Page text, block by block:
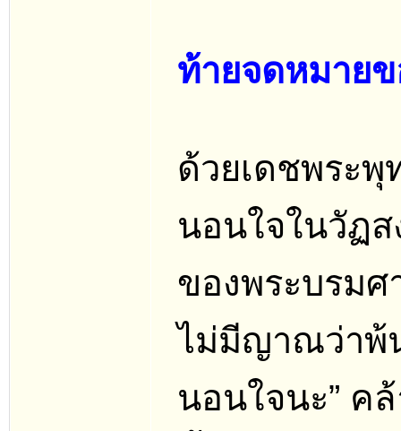
ท้ายจดหมาย
ด้วยเดชพระพุ
นอนใจในวัฏส
ของพระบรมศ
ไม่มีญาณว่าพ้
นอนใจนะ” ค